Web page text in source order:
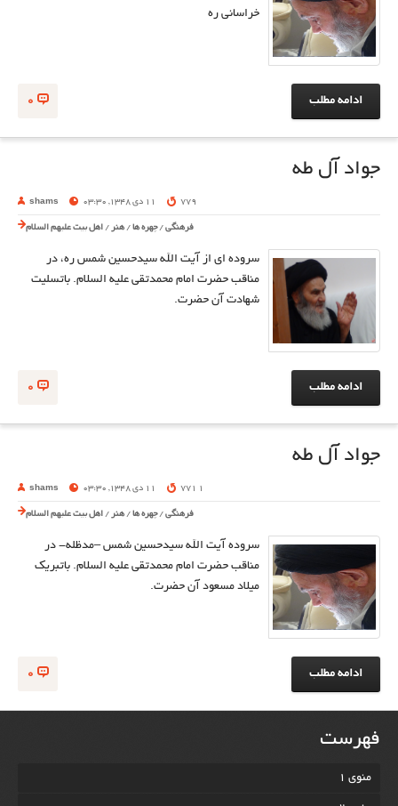
خراسانی ره
0 ادامه مطلب
جواد آل طه
shams 11 دی 1348, 03:30 779
فرهنگی /چهره ها / هنر / اهل بیت علیهم السلام
سروده ای از آیت الله سیدحسین شمس ره، در
مناقب حضرت امام محمدتقی علیه السلام. باتسلیت
شهادت آن حضرت.
0 ادامه مطلب
جواد آل طه
shams 11 دی 1348, 03:30 1 771
فرهنگی /چهره ها / هنر / اهل بیت علیهم السلام
سروده آیت الله سیدحسین شمس –مدظله- در
مناقب حضرت امام محمدتقی علیه السلام. باتبریک
میلاد مسعود آن حضرت.
0 ادامه مطلب
فهرست
منوی 1